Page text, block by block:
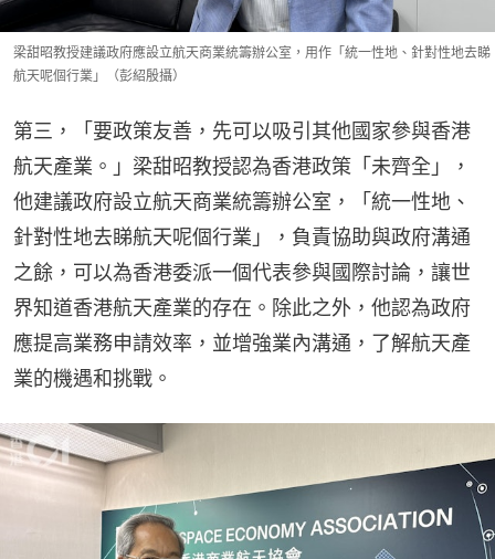
梁甜昭教授建議政府應設立航天商業統籌辦公室，用作「統一性地、針對性地去睇
航天呢個行業」（彭紹殷攝）
第三，「要政策友善，先可以吸引其他國家參與香港
航天產業。」梁甜昭教授認為香港政策「未齊全」，
他建議政府設立航天商業統籌辦公室，「統一性地、
針對性地去睇航天呢個行業」，負責協助與政府溝通
之餘，可以為香港委派一個代表參與國際討論，讓世
界知道香港航天產業的存在。除此之外，他認為政府
應提高業務申請效率，並增強業內溝通，了解航天產
業的機遇和挑戰。